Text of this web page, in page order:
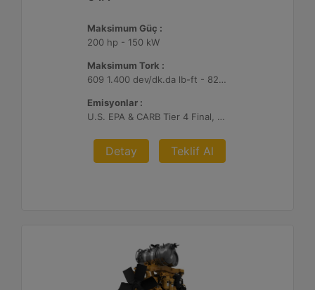
Maksimum Güç :
200 hp - 150 kW
Maksimum Tork :
609 1.400 dev/dk.da lb-ft - 825 1.400 dev/dk.da Nm
Emisyonlar :
U.S. EPA & CARB Tier 4 Final, EU Stage V
Detay Teklif Al